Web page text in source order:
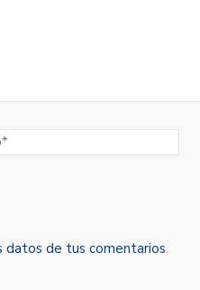
datos de tus comentarios.